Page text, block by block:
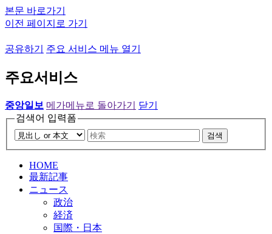
본문 바로가기
이전 페이지로 가기
공유하기 주요 서비스 메뉴 열기
주요서비스
중앙일보 메가메뉴로 돌아가기
닫기
검색어 입력폼
검색
HOME
最新記事
ニュース
政治
経済
国際・日本